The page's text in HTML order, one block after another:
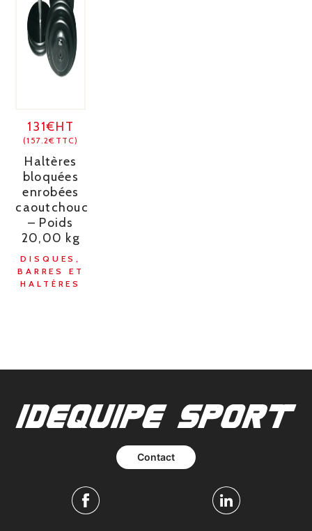
131€HT
(157.2€TTC)
Haltères
bloquées
enrobées
caoutchouc
– Poids
20,00 kg
DISQUES,
BARRES ET
HALTÈRES
Contact
Facebook Linkedin